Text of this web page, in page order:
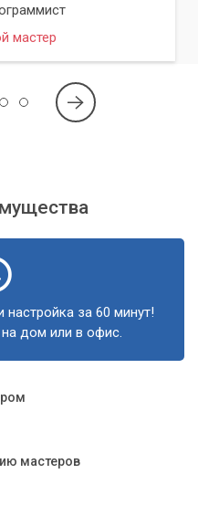
процесса для
вы можете быть
результате.
MacBook прежнюю
продлевая его срок
мастер
за 60 минут!
дом или в офис.
мастеров